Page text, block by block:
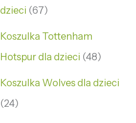
dzieci 67
Koszulka Tottenham
Hotspur dla dzieci 48
Koszulka Wolves dla dzieci
24